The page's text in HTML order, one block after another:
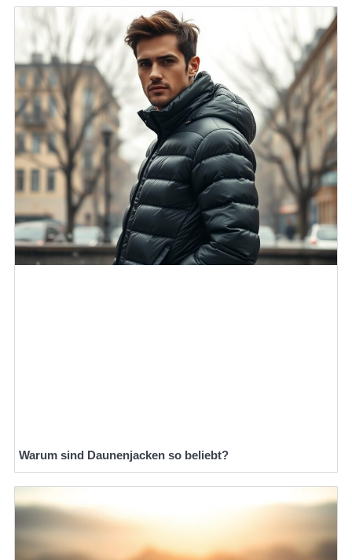
Warum sind Daunenjacken so beliebt?